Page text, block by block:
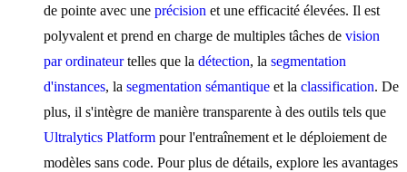
de pointe avec une précision et une efficacité élevées. Il est
polyvalent et prend en charge de multiples tâches de vision
par ordinateurtelles que la détection, la segmentation
d'instances, la segmentation sémantique et la classification. De
plus, il s'intègre de manière transparente à des outils tels que
Ultralytics Platform pour l'entraînement et le déploiement de
modèles sans code. Pour plus de détails, explore les avantages